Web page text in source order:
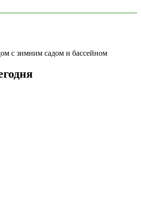
с зимним садом и бассейном